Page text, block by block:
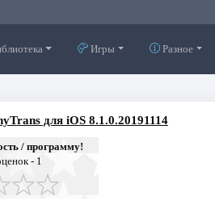
Игры Разное
для iOS 8.1.0.20191114
/ программу!
- 1